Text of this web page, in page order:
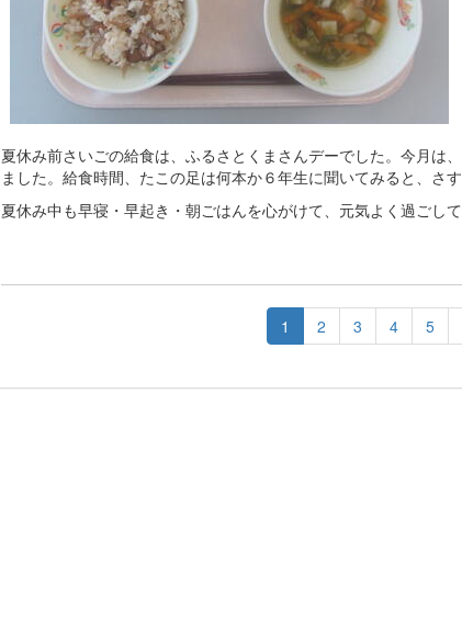
夏休み前さいごの給食は、ふるさとくまさんデーでした。今月は
ました。給食時間、たこの足は何本か６年生に聞いてみると、さ
夏休み中も早寝・早起き・朝ごはんを心がけて、元気よく過ごして
1 2 3 4 5